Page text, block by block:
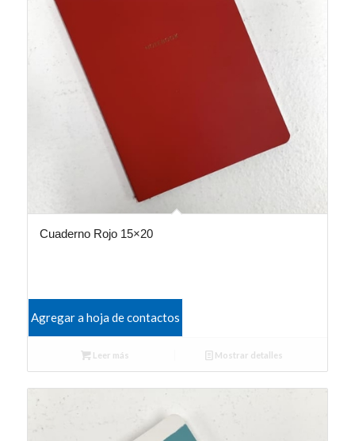
Cuaderno Rojo 15×20
Agregar a hoja de contactos
Leer más Mostrar detalles